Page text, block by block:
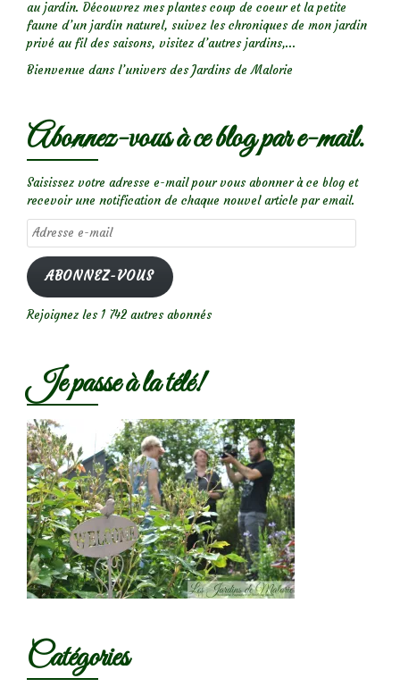
au jardin. Découvrez mes plantes coup de coeur et la petite
faune d’un jardin naturel, suivez les chroniques de mon jardin
privé au fil des saisons, visitez d’autres jardins,...
Bienvenue dans l’univers des Jardins de Malorie
Abonnez-vous à ce blog par e-mail.
Saisissez votre adresse e-mail pour vous abonner à ce blog et
recevoir une notification de chaque nouvel article par email.
Adresse
e-
mail
ABONNEZ-VOUS
Rejoignez les 1 742 autres abonnés
Je passe à la télé!
Catégories